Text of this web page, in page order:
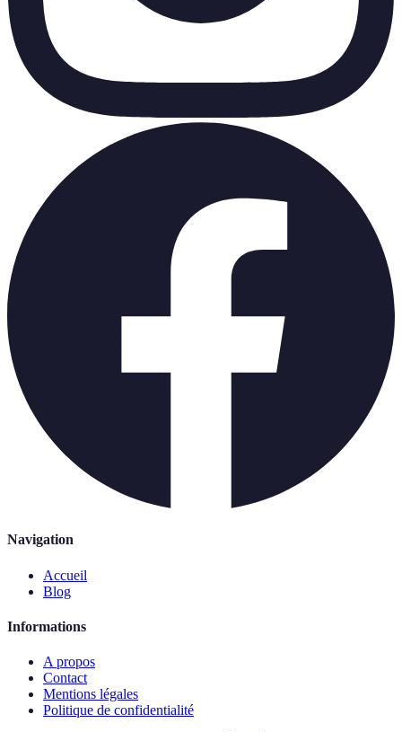
Navigation
Accueil
Blog
Informations
A propos
Contact
Mentions légales
Politique de confidentialité